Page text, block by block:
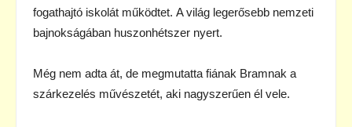
fogathajtó iskolát működtet. A világ legerősebb nemzeti
bajnokságában huszonhétszer nyert.
Még nem adta át, de megmutatta fiának Bramnak a
szárkezelés művészetét, aki nagyszerűen él vele.